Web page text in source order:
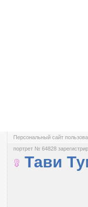
Персональный сайт
портрет № 64828
Тави